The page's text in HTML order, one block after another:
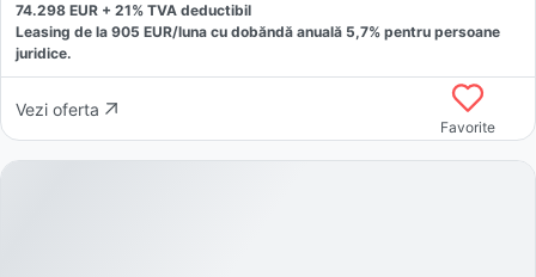
74.298 EUR + 21% TVA deductibil
Leasing de la 905 EUR/luna cu dobăndă anuală 5,7% pentru persoane
juridice.
Vezi oferta
Favorite